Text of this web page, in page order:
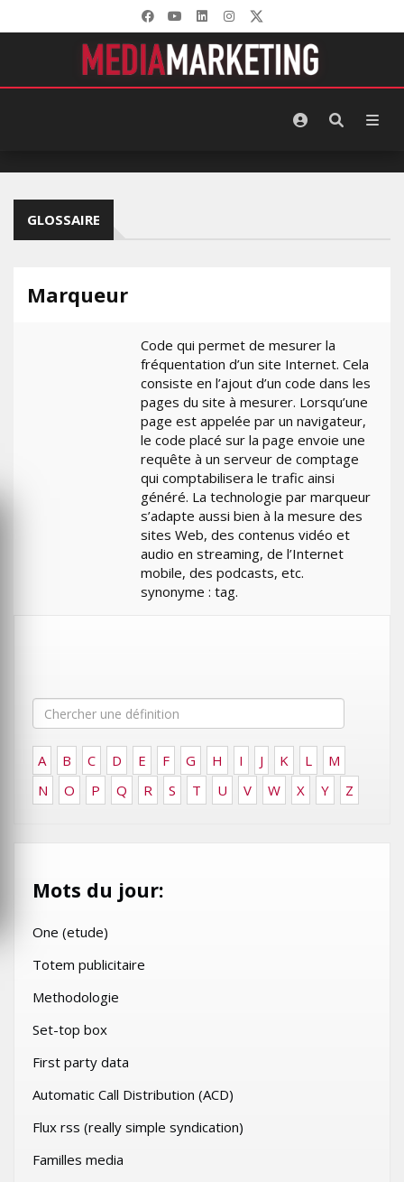
GLOSSAIRE
Marqueur
Code qui permet de mesurer la
fréquentation d’un site Internet. Cela
consiste en l’ajout d’un code dans les
pages du site à mesurer. Lorsqu’une
page est appelée par un navigateur,
le code placé sur la page envoie une
requête à un serveur de comptage
qui comptabilisera le trafic ainsi
généré. La technologie par marqueur
s’adapte aussi bien à la mesure des
sites Web, des contenus vidéo et
audio en streaming, de l’Internet
mobile, des podcasts, etc.
synonyme : tag.
A B C D E F G H I J K L
M
N
O P Q R S T U V W X Y Z
Mots du jour:
One (etude)
Totem publicitaire
Methodologie
Set-top box
First party data
Automatic Call Distribution (ACD)
Flux rss (really simple syndication)
Familles media